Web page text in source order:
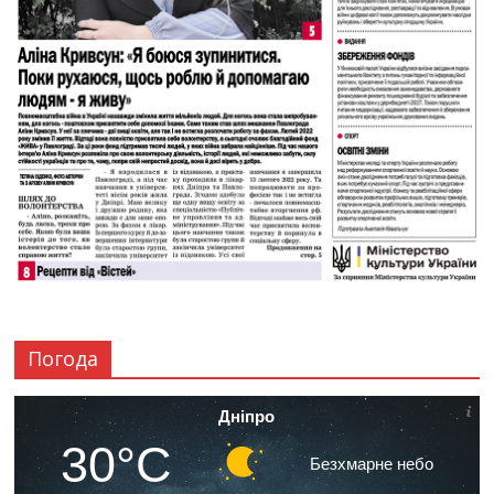
Погода
Дніпро
30°C Безхмарне небо